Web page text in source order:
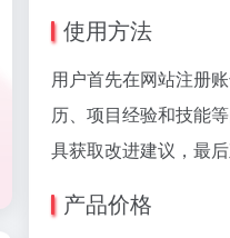
使用方法
用户首先在网站注册
历、项目经验和技能
具获取改进建议，最
产品价格